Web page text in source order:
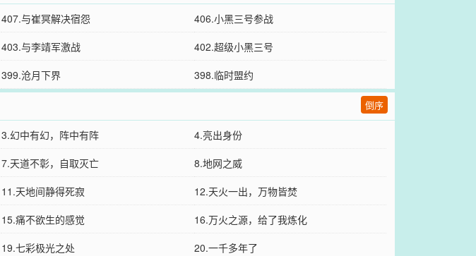
407.与崔冥解决宿怨
406.小黑三号参战
403.与李靖军激战
402.超级小黑三号
399.沧月下界 398.临时盟约
倒序
3.幻中有幻，阵中有阵
4.亮出身份
7.天道不彰，自取灭亡
8.地网之威
11.天地间静得死寂
12.天火一出，万物皆焚
15.痛不欲生的感觉
16.万火之源，给了我炼化
19.七彩极光之处
20.一千多年了